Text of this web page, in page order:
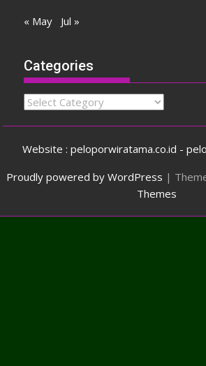
« May Jul »
Categories
Categories
Website : peloporwiratama.co.id -
Proudly powered by WordPress |
Themes